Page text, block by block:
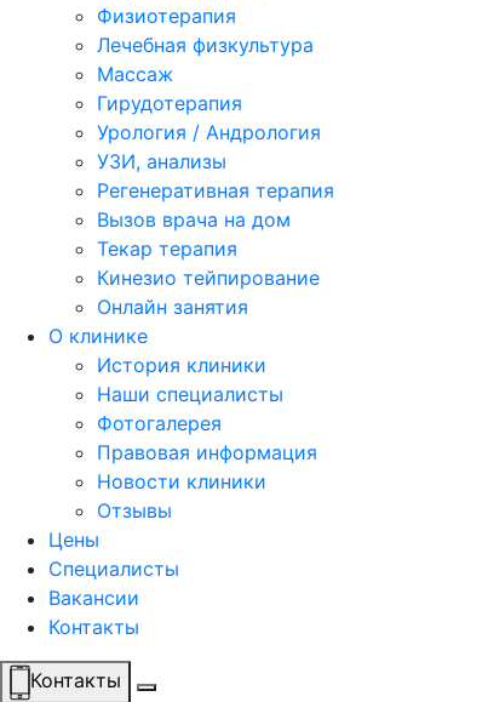
Физиотерапия
Лечебная физкультура
Массаж
Гирудотерапия
Урология / Андрология
УЗИ, анализы
Регенеративная терапия
Вызов врача на дом
Текар терапия
Кинезио тейпирование
Онлайн занятия
О клинике
История клиники
Наши специалисты
Фотогалерея
Правовая информация
Новости клиники
Отзывы
Цены
Специалисты
Вакансии
Контакты
Контакты